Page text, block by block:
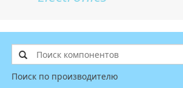
Поиск по производителю